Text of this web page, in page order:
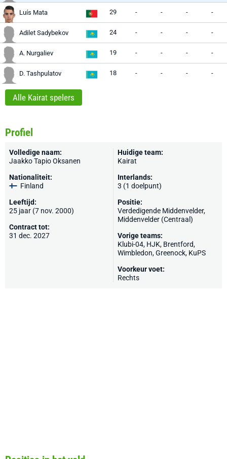
Luís Mata 29 - - - -
Adilet Sadybekov 24 - - - -
A. Nurgaliev 19 - - - -
D. Tashpulatov 18 - - - -
Alle Kairat spelers
Profiel
Volledige naam:
Jaakko Tapio Oksanen
Nationaliteit:
Finland
Leeftijd:
25 jaar (7 nov. 2000)
Contract tot:
31 dec. 2027
Huidige team:
Kairat
Interlands:
3 (1 doelpunt)
Positie:
Verdedigende Middenvelder,
Middenvelder (Centraal)
Vorige teams:
Klubi-04, HJK, Brentford,
Wimbledon, Greenock, KuPS
Voorkeur voet:
Rechts